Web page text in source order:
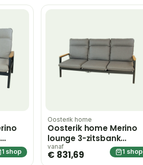
1 shop
Oosterik home
Oosterik home Merino
lounge 3-zitsbank
midnight grey – grijs
vanaf
€ 831,69 1 shop